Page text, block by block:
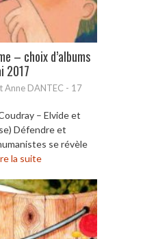
– choix d’albums
2017
Anne DANTEC - 17
– Elvide et
Défendre et
se révèle
la suite